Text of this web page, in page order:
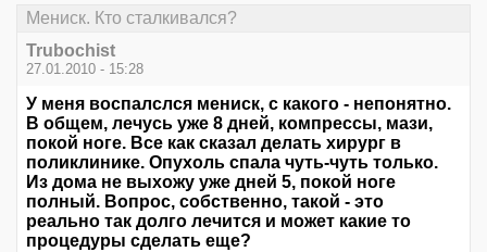
Мениск. Кто сталкивался?
Trubochist
27.01.2010 - 15:28
У меня воспалслся мениск, с какого - непонятно.
В общем, лечусь уже 8 дней, компрессы, мази,
покой ноге. Все как сказал делать хирург в
поликлинике. Опухоль спала чуть-чуть только.
Из дома не выхожу уже дней 5, покой ноге
полный. Вопрос, собственно, такой - это
реально так долго лечится и может какие то
процедуры сделать еще?